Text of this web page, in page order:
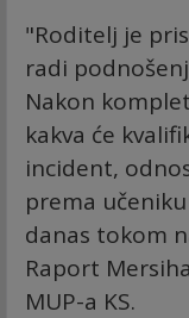
"Roditelj je
radi
Nakon
kakva će
incident,
prema
danas tokom
Raport
MUP-a KS.